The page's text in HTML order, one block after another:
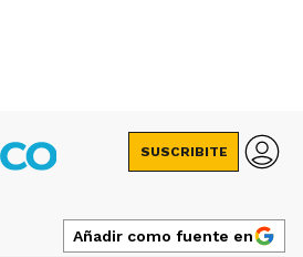
SUSCRIBITE
Añadir como fuente en